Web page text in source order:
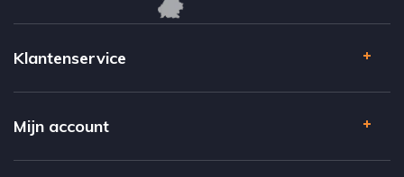
Klantenservice
Mijn account